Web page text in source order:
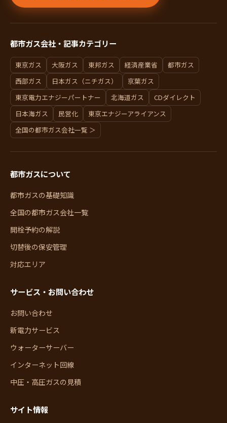
都市ガス会社・記事カテゴリー
東京ガス 大阪ガス 東邦ガス 経済産業省
都市ガス
西部ガス
日本ガス（ニチガス）
京葉ガス
東京電力エナジーパートナー
北海道ガス
CDダイレクト
日本海ガス
民営化
東京エナジーアライアンス
全国の都市ガス会社一覧 ＞
都市ガスについて
都市ガスの基礎知識
全国の都市ガス会社一覧
開栓予約の解説
切替後の保安管理
対応エリア
サービス・お問い合わせ
お問い合わせ
新電力サービス
ウォーターサーバー
インターネット回線
中圧・高圧ガスの見積
サイト情報